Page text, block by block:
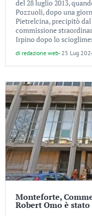
del 28 luglio 2013,
Pozzuoli, dopo una
Pietrelcina, precipitò
commissione
Irpino dopo lo
di redazione web- 25 Lug
Monteforte,
Robert Omo è stato